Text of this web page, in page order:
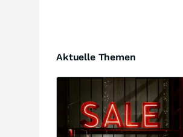
Aktuelle Themen